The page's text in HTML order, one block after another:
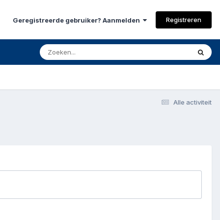
Geregistreerde gebruiker? Aanmelden Registreren
Alle activiteit